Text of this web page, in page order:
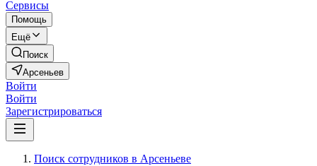
Сервисы
Помощь
Ещё
Поиск
Арсеньев
Войти
Войти
Зарегистрироваться
Поиск сотрудников в Арсеньеве